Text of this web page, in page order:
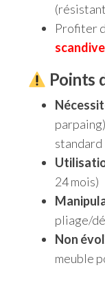
Profiter
scandive
Points
standard
24 mois)
pliage/
Non
meuble